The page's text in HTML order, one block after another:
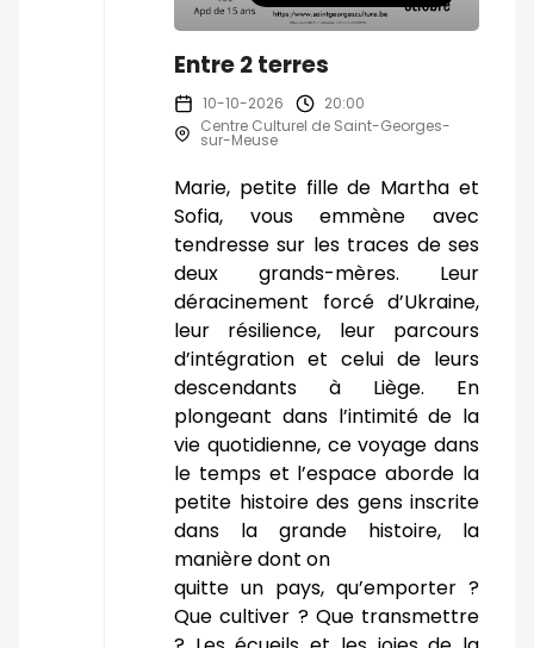
Entre 2 terres
10-10-2026
20:00
Centre Culturel de Saint-Georges-
sur-Meuse
Marie, petite fille de Martha et
Sofia, vous emmène avec
tendresse sur les traces de ses
deux grands-mères. Leur
déracinement forcé d’Ukraine,
leur résilience, leur parcours
d’intégration et celui de leurs
descendants à Liège. En
plongeant dans l’intimité de la
vie quotidienne, ce voyage dans
le temps et l’espace aborde la
petite histoire des gens inscrite
dans la grande histoire, la
manière dont on
quitte un pays, qu’emporter ?
Que cultiver ? Que transmettre